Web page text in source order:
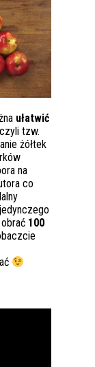
ułatwić
tzw.
żółtek
na
co
100